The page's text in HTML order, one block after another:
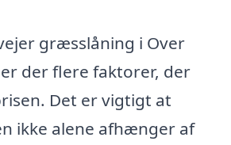
græsslåning i Over
der flere faktorer, der
Det er vigtigt at
ikke alene afhænger af